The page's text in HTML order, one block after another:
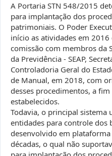
A Portaria STN 548/2015
para implantação dos
patrimoniais. O Poder
início as atividades em
comissão com membros da
da Previdência - SEAP,
Controladoria Geral do
de Manual, em 2018, com
desses procedimentos, a
estabelecidos.
Todavia, o principal sistema
entidades para controle dos
desenvolvido em
décadas, o qual não